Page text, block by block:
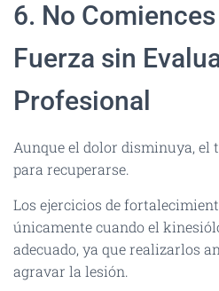
6. No
Fuerza sin
Profesional
Aunque el dolor disminuya, el
para recuperarse.
Los ejercicios de
únicamente cuando el
adecuado, ya que realizarlos
agravar la lesión.